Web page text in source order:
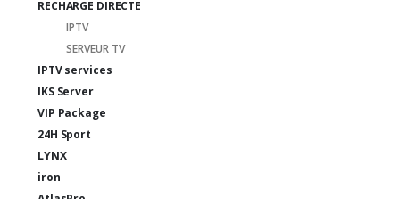
RECHARGE DIRECTE
IPTV
SERVEUR TV
IPTV services
IKS Server
VIP Package
24H Sport
LYNX
iron